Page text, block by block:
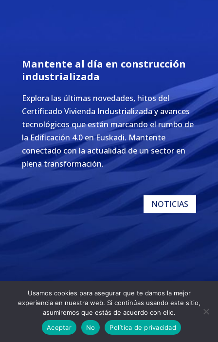
Mantente al día en construcción
industrializada
Explora las últimas novedades, hitos del
Certificado Vivienda Industrializada y avances
tecnológicos que están marcando el rumbo de
la Edificación 4.0 en Euskadi. Mantente
conectado con la actualidad de un sector en
plena transformación.
NOTICIAS
Usamos cookies para asegurar que te damos la mejor
experiencia en nuestra web. Si continúas usando este sitio,
asumiremos que estás de acuerdo con ello.
Aceptar
No Política de privacidad